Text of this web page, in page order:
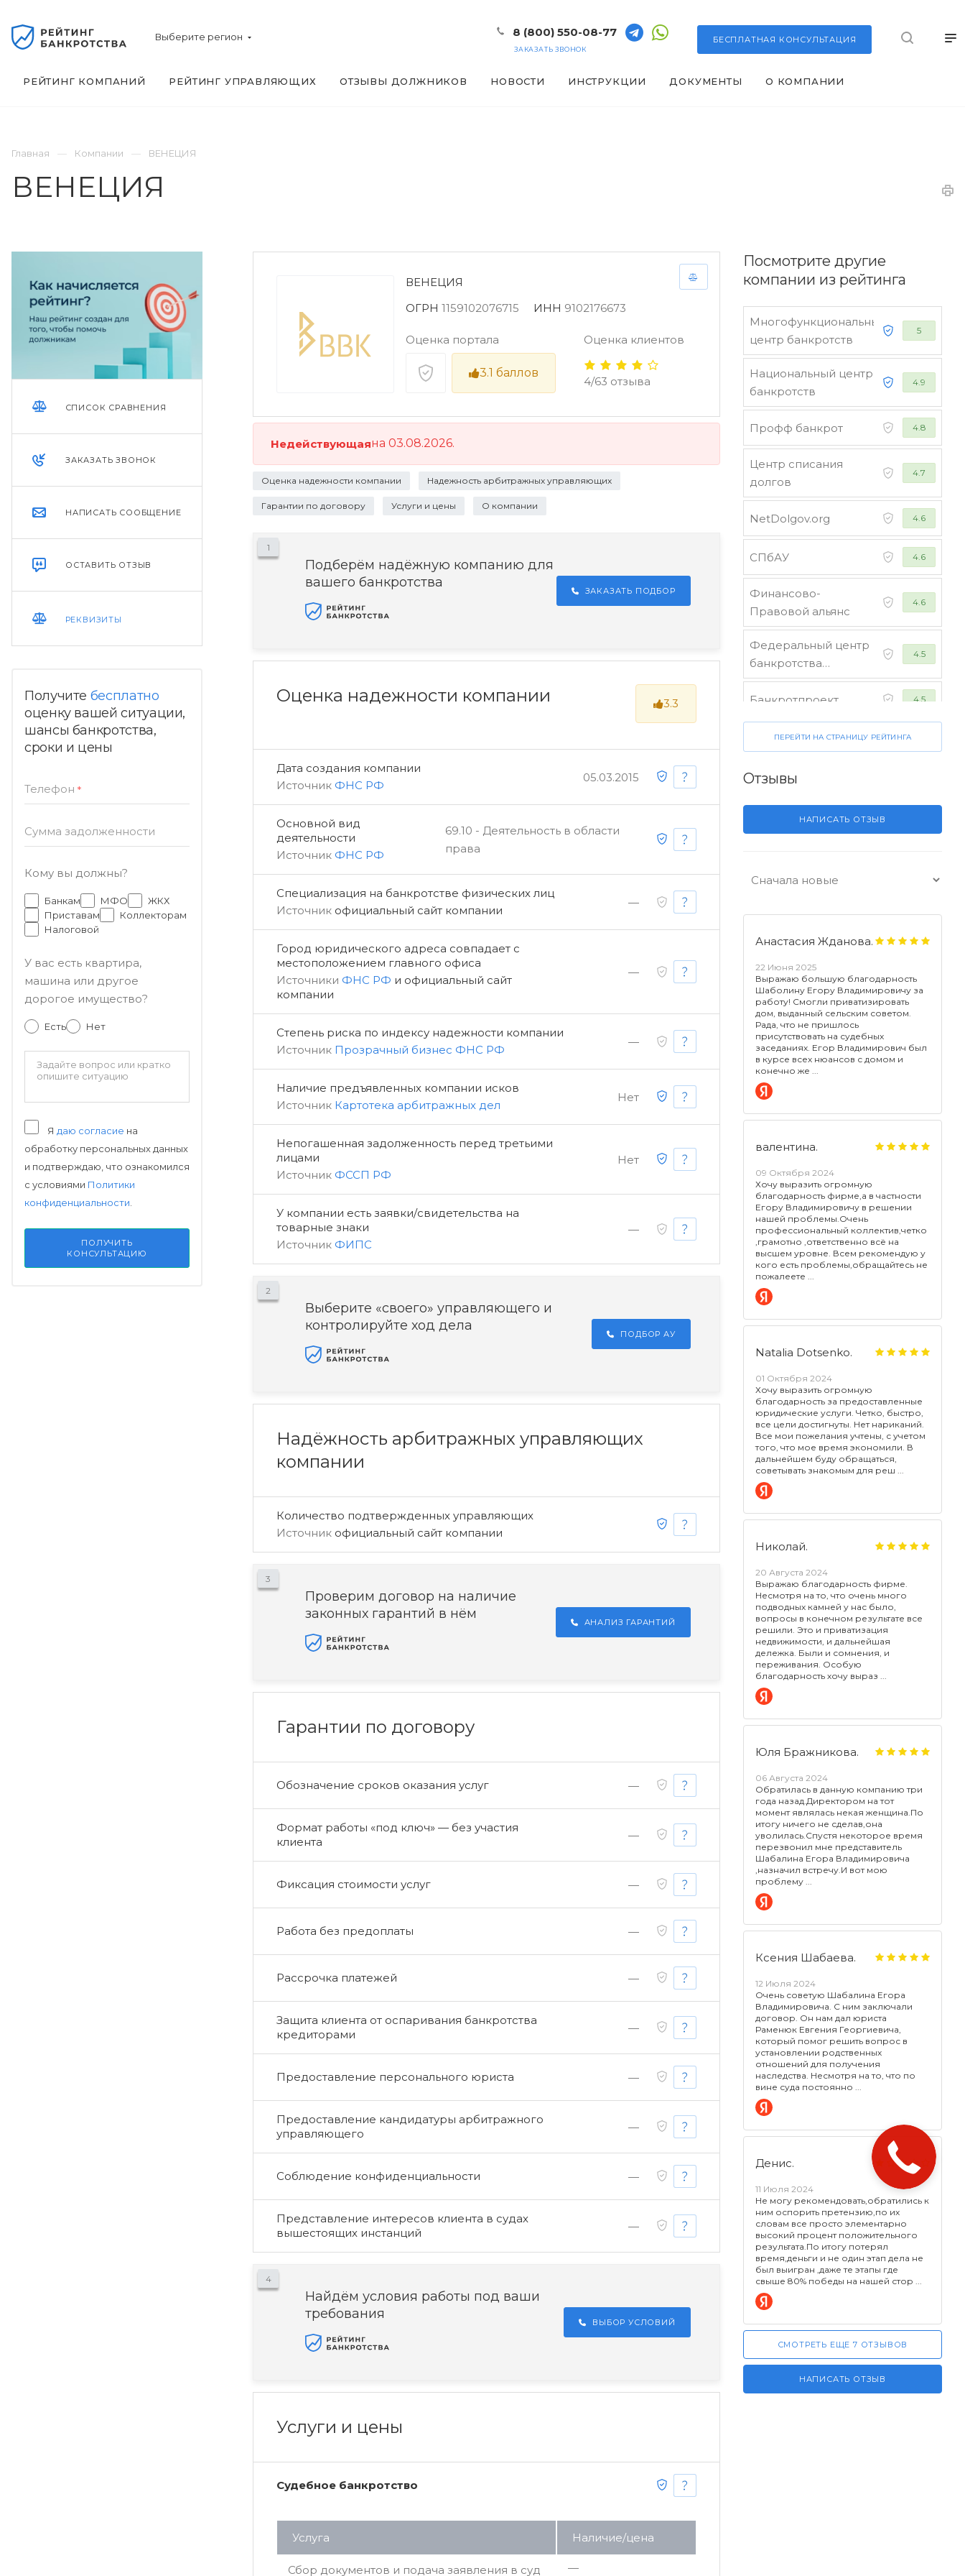
Выберите регион БЕСПЛАТНАЯ КОНСУЛЬТАЦИЯ
8 (800) 550-08-77
ЗАКАЗАТЬ ЗВОНОК
РЕЙТИНГ КОМПАНИЙ РЕЙТИНГ УПРАВЛЯЮЩИХ ОТЗЫВЫ ДОЛЖНИКОВ НОВОСТИ ИНСТРУКЦИИ ДОКУМЕНТЫ О КОМПАНИИ
Главная Компании ВЕНЕЦИЯ
ВЕНЕЦИЯ
СПИСОК СРАВНЕНИЯ
ЗАКАЗАТЬ ЗВОНОК
НАПИСАТЬ СООБЩЕНИЕ
ОСТАВИТЬ ОТЗЫВ
РЕКВИЗИТЫ
Получите бесплатно
оценку вашей ситуации,
шансы банкротства,
сроки и цены
Телефон *
Сумма задолженности
Кому вы должны?
Банкам МФО
ЖКХ
Приставам
Коллекторам
Налоговой
У вас есть квартира,
машина или другое
дорогое имущество?
Есть Нет
Я даю согласие на
обработку персональных данных
и подтверждаю, что ознакомился
с условиями Политики
конфиденциальности.
ПОЛУЧИТЬ
КОНСУЛЬТАЦИЮ
Посмотрите другие
компании из рейтинга
Многофункциональный
центр банкротств
5
Национальный центр
банкротств
4.9
Профф банкрот 4.8
Центр списания
долгов
4.7
NetDolgov.org 4.6
СПбАУ 4.6
Финансово-
Правовой альянс
4.6
Федеральный центр
банкротства
граждан
4.5
Банкротпроект 4.5
Коллегия юристов
"Финансист"
ПЕРЕЙТИ НА СТРАНИЦУ РЕЙТИНГА
Отзывы
НАПИСАТЬ ОТЗЫВ
Анастасия Жданова.
22 Июня 2025
Выражаю большую благодарность
Шаболину Егору Владимировичу за
работу! Смогли приватизировать
дом, выданный сельским советом.
Рада, что не пришлось
присутствовать на судебных
заседаниях. Егор Владимирович был
в курсе всех нюансов с домом и
конечно же
валентина.
09 Октября 2024
Хочу выразить огромную
благодарность фирме,а в частности
Егору Владимировичу в решении
нашей проблемы.Очень
профессиональный коллектив,четко
,грамотно ,ответственно всё на
высшем уровне. Всем рекомендую у
кого есть проблемы,обращайтесь не
пожалеете
Natalia Dotsenko.
01 Октября 2024
Хочу выразить огромную
благодарность за предоставленные
юридические услуги. Четко, быстро,
все цели достигнуты. Нет нариканий.
Все мои пожелания учтены, с учетом
того, что мое время экономили. В
дальнейшем буду обращаться,
советывать знакомым для реш
Николай.
20 Августа 2024
Выражаю благодарность фирме.
Несмотря на то, что очень много
подводных камней у нас было,
вопросы в конечном результате все
решили. Это и приватизация
недвижимости, и дальнейшая
дележка. Были и сомнения, и
переживания. Особую
благодарность хочу выраз
Юля Бражникова.
06 Августа 2024
Обратилась в данную компанию три
года назад.Директором на тот
момент являлась некая женщина.По
итогу ничего не сделав,она
уволилась.Спустя некоторое время
перезвонил мне представитель
Шабалина Егора Владимировича
,назначил встречу.И вот мою
проблему
Ксения Шабаева.
12 Июля 2024
Очень советую Шабалина Егора
Владимировича. С ним заключали
договор. Он нам дал юриста
Раменюк Евгения Георгиевича,
который помог решить вопрос в
установлении родственных
отношений для получения
наследства. Несмотря на то, что по
вине суда постоянно
Денис.
11 Июля 2024
Не могу рекомендовать,обратились к
ним оспорить претензию,по их
словам все просто элементарно
высокий процент положительного
результата.По итогу потерял
время,деньги и не один этап дела не
был выигран ,даже те этапы где
свыше 80% победы на нашей стор
СМОТРЕТЬ ЕЩЕ 7 ОТЗЫВОВ
НАПИСАТЬ ОТЗЫВ
ВЕНЕЦИЯ
ОГРН 1159102076715 ИНН 9102176673
Оценка портала
3.1 баллов
Оценка клиентов
4/63 отзыва
Недействующаяна 03.08.2026.
Оценка надежности компании Надежность арбитражных управляющих
Гарантии по договору Услуги и цены О компании
1
Подберём надёжную компанию для
вашего банкротства
ЗАКАЗАТЬ ПОДБОР
Оценка надежности компании 3.3
Дата создания компании
Источник ФНС РФ
05.03.2015
Основной вид
деятельности
Источник ФНС РФ
69.10 - Деятельность в области
права
Специализация на банкротстве физических лиц
Источник официальный сайт компании
—
Город юридического адреса совпадает с
местоположением главного офиса
Источники ФНС РФ и официальный сайт
компании
—
Степень риска по индексу надежности компании
Источник Прозрачный бизнес ФНС РФ
—
Наличие предъявленных компании исков
Источник Картотека арбитражных дел
Нет
Непогашенная задолженность перед третьими
лицами
Источник ФССП РФ
Нет
У компании есть заявки/свидетельства на
товарные знаки
Источник ФИПС
—
2
Выберите «своего» управляющего и
контролируйте ход дела
ПОДБОР АУ
Надёжность арбитражных управляющих
компании
Количество подтвержденных управляющих
Источник официальный сайт компании
3
Проверим договор на наличие
законных гарантий в нём
АНАЛИЗ ГАРАНТИЙ
Гарантии по договору
Обозначение сроков оказания услуг —
Формат работы «под ключ» — без участия
клиента
—
Фиксация стоимости услуг —
Работа без предоплаты —
Рассрочка платежей —
Защита клиента от оспаривания банкротства
кредиторами
—
Предоставление персонального юриста —
Предоставление кандидатуры арбитражного
управляющего
—
Соблюдение конфиденциальности —
Представление интересов клиента в судах
вышестоящих инстанций
—
4
Найдём условия работы под ваши
требования
ВЫБОР УСЛОВИЙ
Услуги и цены
Судебное банкротство
Услуга Наличие/цена
Сбор документов и подача заявления в суд —